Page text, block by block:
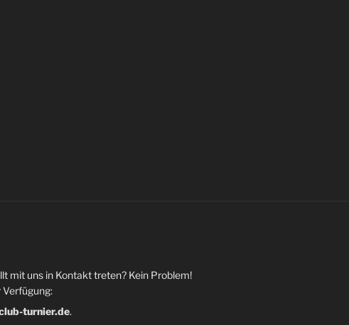
mit uns in Kontakt treten? Kein Problem!
turnier.de.